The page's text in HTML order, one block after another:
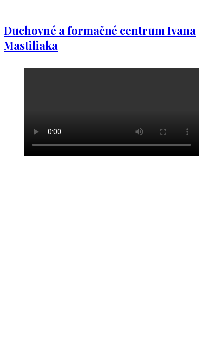
Duchovné a formačné centrum Ivana
Mastiliaka